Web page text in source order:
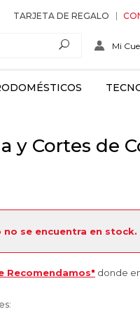
TARJETA DE REGALO
Mi
y Cortes de
no se encuentra en stock.
Recomendamos" donde